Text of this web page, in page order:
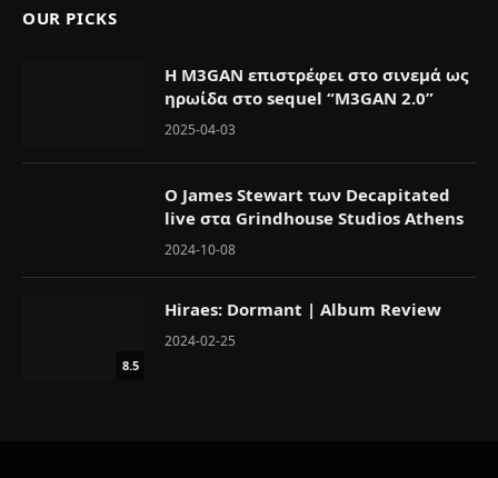
OUR PICKS
Η M3GAN επιστρέφει στο σινεμά ως
ηρωίδα στο sequel “M3GAN 2.0”
2025-04-03
Ο James Stewart των Decapitated
live στα Grindhouse Studios Athens
2024-10-08
8.5
Hiraes: Dormant | Album Review
2024-02-25